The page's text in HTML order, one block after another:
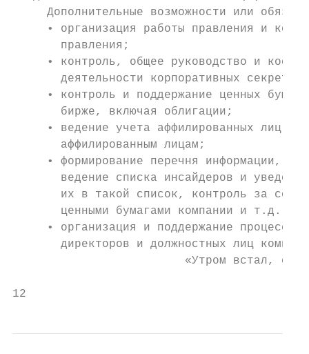
Дополнительные возможности или
• организация работы правления и
       правления;
• контроль, общее руководство и
деятельности корпоративных
• контроль и поддержание ценных бумаг
       бирже, включая облигации;
• ведение учета аффилированных лиц,
       аффилированным лицам;
• формирование перечня информации,
ведение списка инсайдеров и
их в такой список, контроль за
       ценными бумагами компании и т.д.;
• организация и поддержание процесса
директоров и должностных лиц
«Утром встал,
12